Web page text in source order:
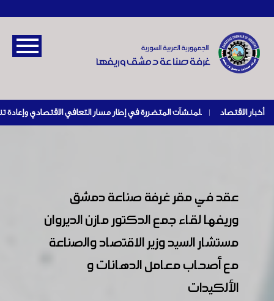
أخبار الاقتصاد |
عقد في مقر غرفة صناعة دمشق
وريفها لقاء جمع الدكتور مازن الديروان
مستشار السيد وزير الاقتصاد والصناعة
مع أصحاب معامل الدهانات و
الألكيدات